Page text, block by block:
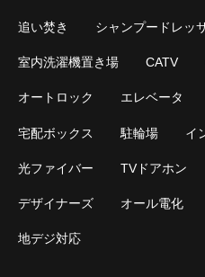
追い焚き シャンプードレッ
室内洗濯機置き場 CATV
オートロック エレベータ
宅配ボックス 駐輪場 イ
光ファイバー TVドアホン
デザイナーズ オール電化
地デジ対応